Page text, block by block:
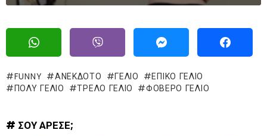
FUNNY ΑΝΕΚΔΟΤΟ ΓΈΛΙΟ
ΕΠΙΚΌ ΓΈΛΙΟ
ΠΟΛΥ ΓΕΛΙΟ
ΤΡΕΛΌ ΓΈΛΙΟ ΦΟΒΕΡΟ ΓΕΛΙΟ
# ΣΟΥ ΑΡΕΣΕ;